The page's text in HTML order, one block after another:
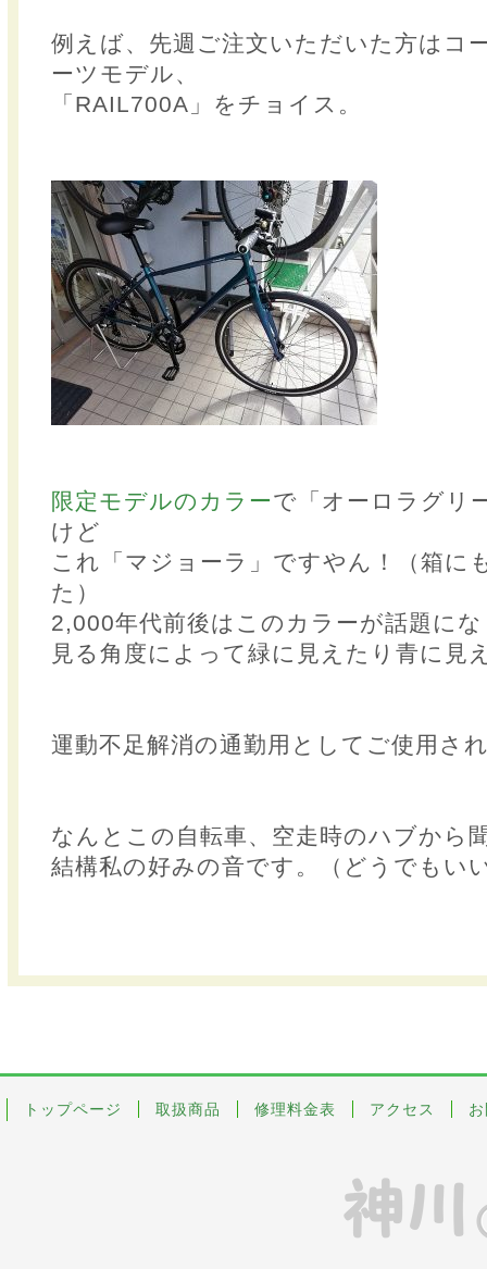
例えば、先週ご注文いただいた方はコ
ーツモデル、
「RAIL700A」をチョイス。
限定モデルのカラーで「オーロラグリ
けど
これ「マジョーラ」ですやん！（箱に
た）
2,000年代前後はこのカラーが話題に
見る角度によって緑に見えたり青に見
運動不足解消の通勤用としてご使用さ
なんとこの自転車、空走時のハブから
結構私の好みの音です。（どうでもい
トップページ 取扱商品 修理料金表 アクセス